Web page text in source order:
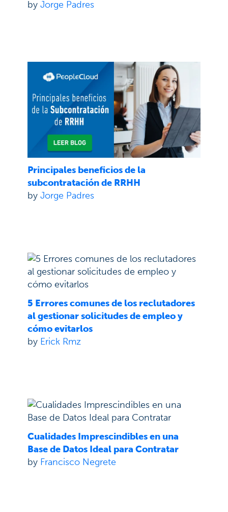
by Jorge Padres
Principales beneficios de la
subcontratación de RRHH
by Jorge Padres
5 Errores comunes de los reclutadores
al gestionar solicitudes de empleo y
cómo evitarlos
by Erick Rmz
Cualidades Imprescindibles en una
Base de Datos Ideal para Contratar
by Francisco Negrete